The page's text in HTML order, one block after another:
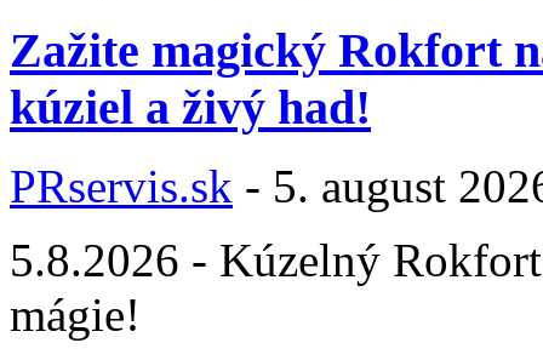
Zažite magický Rokfort
kúziel a živý had!
PRservis.sk - 5. august
5.8.2026 - Kúzelný
mágie!